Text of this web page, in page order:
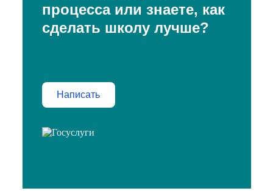
процесса или знаете, как
сделать школу лучше?
Написать